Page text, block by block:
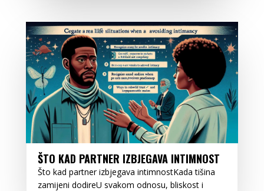
ŠTO KAD PARTNER IZBJEGAVA INTIMNOST
Što kad partner izbjegava intimnostKada tišina
zamijeni dodireU svakom odnosu, bliskost i